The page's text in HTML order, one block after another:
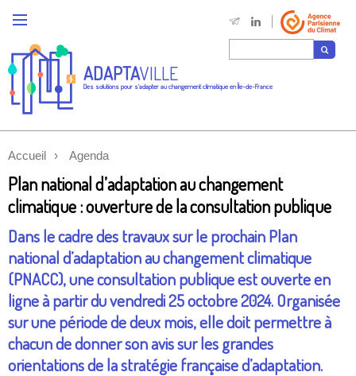
ADAPTAVILLE
Des solutions pour s'adapter au changement climatique en Île-de-France
Accueil Agenda
Plan national d’adaptation au changement
climatique : ouverture de la consultation publique
Dans le cadre des travaux sur le prochain Plan
national d’adaptation au changement climatique
(PNACC), une consultation publique est ouverte en
ligne à partir du vendredi 25 octobre 2024. Organisée
sur une période de deux mois, elle doit permettre à
chacun de donner son avis sur les grandes
orientations de la stratégie française d’adaptation.